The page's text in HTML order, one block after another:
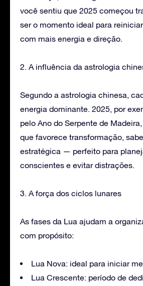
você sentiu que 2025 começou
ser o momento ideal para
com mais energia e direção.
2. A influência da astrologia
Segundo a astrologia chinesa,
energia dominante. 2025, por
pelo Ano do Serpente de
que favorece transformação,
estratégica — perfeito para
conscientes e evitar distrações.
3. A força dos ciclos lunares
As fases da Lua ajudam a
com propósito:
Lua Nova: ideal para iniciar
Lua Crescente: período de